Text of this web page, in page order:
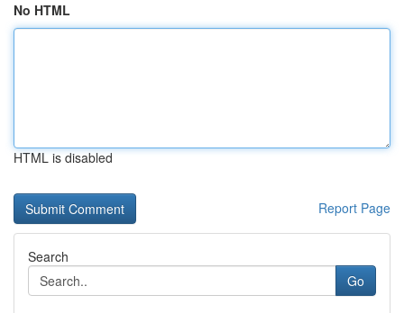
No HTML
HTML is disabled
Report Page
Search
Go